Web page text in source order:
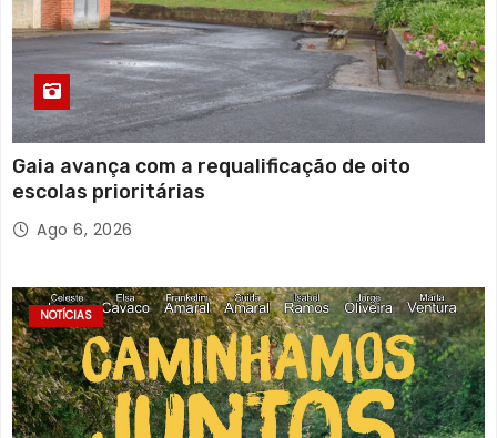
Gaia avança com a requalificação de oito
escolas prioritárias
Ago 6, 2026
NOTÍCIAS